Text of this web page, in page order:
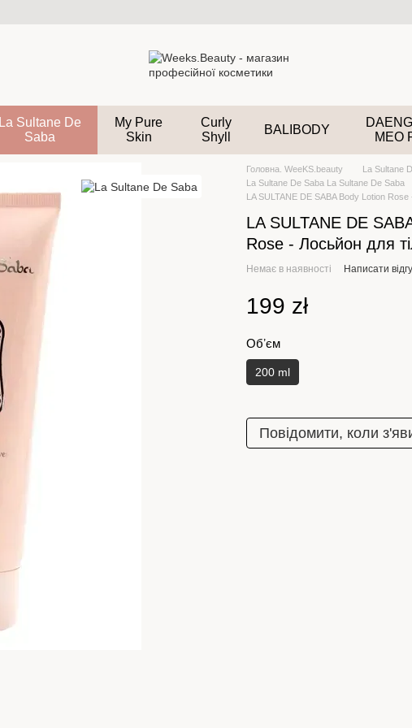
La Sultane De
Saba
My Pure
Skin
Curly
Shyll
BALIBODY
MEO
Головна. WeeKS.beauty
La Sultane
La Sultane De Saba La Sultane De Saba
LA SULTANE DE SABA Body Lotion
LA SULTANE DE
Rose - Лосьйон для
Немає в наявності Написати
199 zł
Обʼєм
200 ml
Повідомити, коли